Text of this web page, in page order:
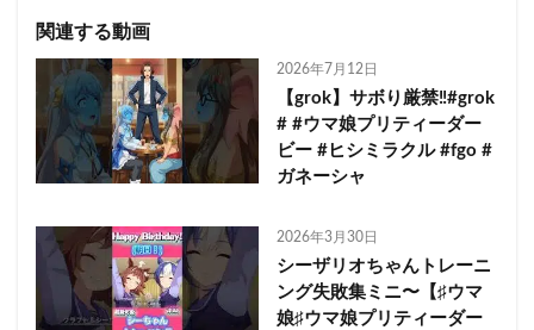
関連する動画
2026年7月12日
【grok】サボり厳禁‼︎#grok
# #ウマ娘プリティーダー
ビー #ヒシミラクル #fgo #
ガネーシャ
2026年3月30日
シーザリオちゃんトレーニ
ング失敗集ミニ〜【♯ウマ
娘♯ウマ娘プリティーダー